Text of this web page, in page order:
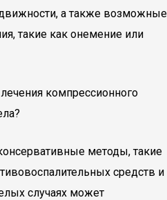
а также возможные
такие как онемение или
компрессионного
методы, такие
средств и
случаях может